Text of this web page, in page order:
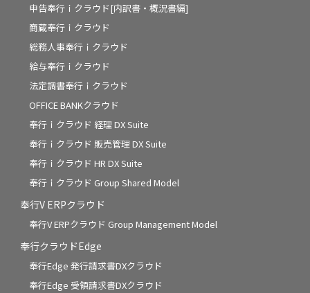
申告奉行ｉクラウド[内訳書・概況書編]
商蔵奉行ｉクラウド
総務人事奉行ｉクラウド
給与奉行ｉクラウド
法定調書奉行ｉクラウド
OFFICE BANKクラウド
奉行ｉクラウド 経理 DX Suite
奉行ｉクラウド 販売管理 DX Suite
奉行ｉクラウド HR DX Suite
奉行ｉクラウド Group Shared Model
奉行V ERPクラウド
奉行V ERPクラウド Group Management Model
奉行クラウドEdge
奉行Edge 発行請求書DXクラウド
奉行Edge 受領請求書DXクラウド